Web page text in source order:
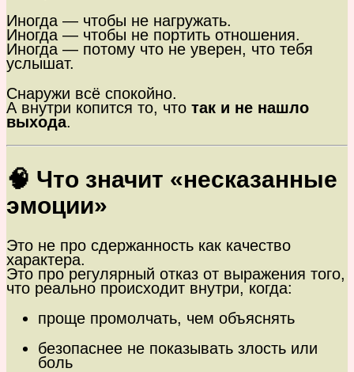
Иногда — чтобы не нагружать.
Иногда — чтобы не портить отношения.
Иногда — потому что не уверен, что тебя
услышат.
Снаружи всё спокойно.
А внутри копится то, что так и не нашло
выхода.
🧠 Что значит «несказанные
эмоции»
Это не про сдержанность как качество
характера.
Это про регулярный отказ от выражения того,
что реально происходит внутри, когда:
проще промолчать, чем объяснять
безопаснее не показывать злость или
боль